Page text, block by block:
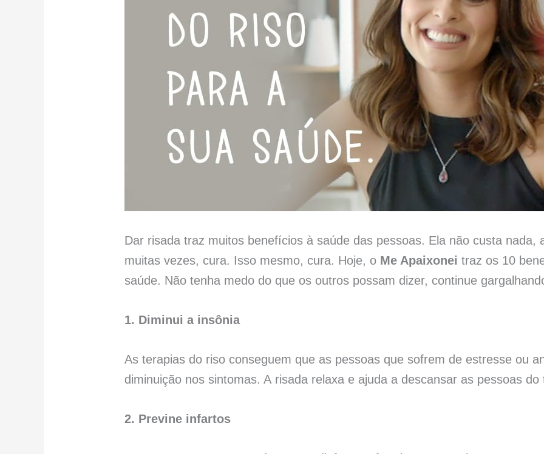
Dar risada traz muitos benefícios à saúde das pessoas. Ela não custa nada,
muitas vezes, cura. Isso mesmo, cura. Hoje, o Me Apaixonei traz os 10
saúde. Não tenha medo do que os outros possam dizer, continue
1. Diminui a insônia
As terapias do riso conseguem que as pessoas que sofrem de estresse ou
diminuição nos sintomas. A risada relaxa e ajuda a descansar as pessoas
2. Previne infartos